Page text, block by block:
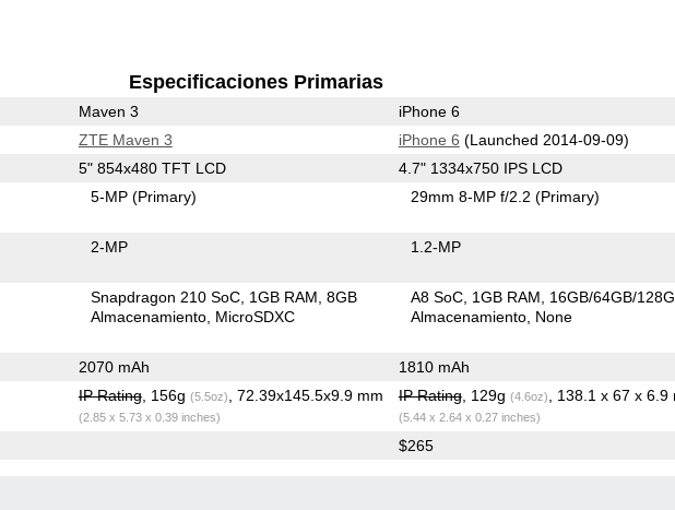
Especificaciones Primarias
Maven 3 iPhone 6
ZTE Maven 3 iPhone 6 (Launched 2014-09-09)
5" 854x480 TFT LCD 4.7" 1334x750 IPS LCD
5-MP(Primary) 29mm 8-MP f/2.2(Primary)
2-MP 1.2-MP
Snapdragon 210 SoC 1GB RAM 8GB
Almacenamiento MicroSDXC
A8 SoC 1GB RAM
16GB/64GB/
Almacenamiento None
2070 mAh 1810 mAh
IP Rating, 156g (5.5oz) , 72.39x145.5x9.9 mm
(2.85 x 5.73 x 0.39 inches)
IP Rating, 129g (4.6oz) , 138.1 x 67 x 6.9
(5.44 x 2.64 x 0.27 inches)
$265